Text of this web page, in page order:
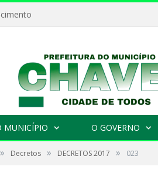
MUNICÍPIO O GOVERNO
» Decretos » DECRETOS 2017 » 023